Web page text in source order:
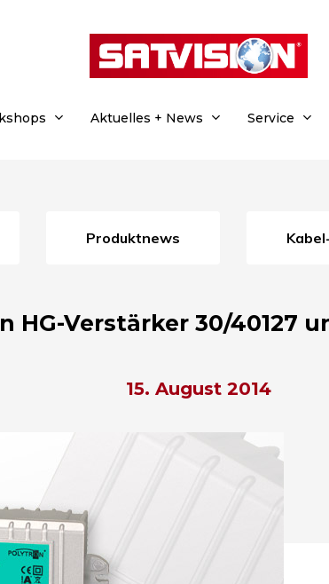
Aktuelles + News Service
Produktnews
HG-Verstärker 30/40127
15. August 2014